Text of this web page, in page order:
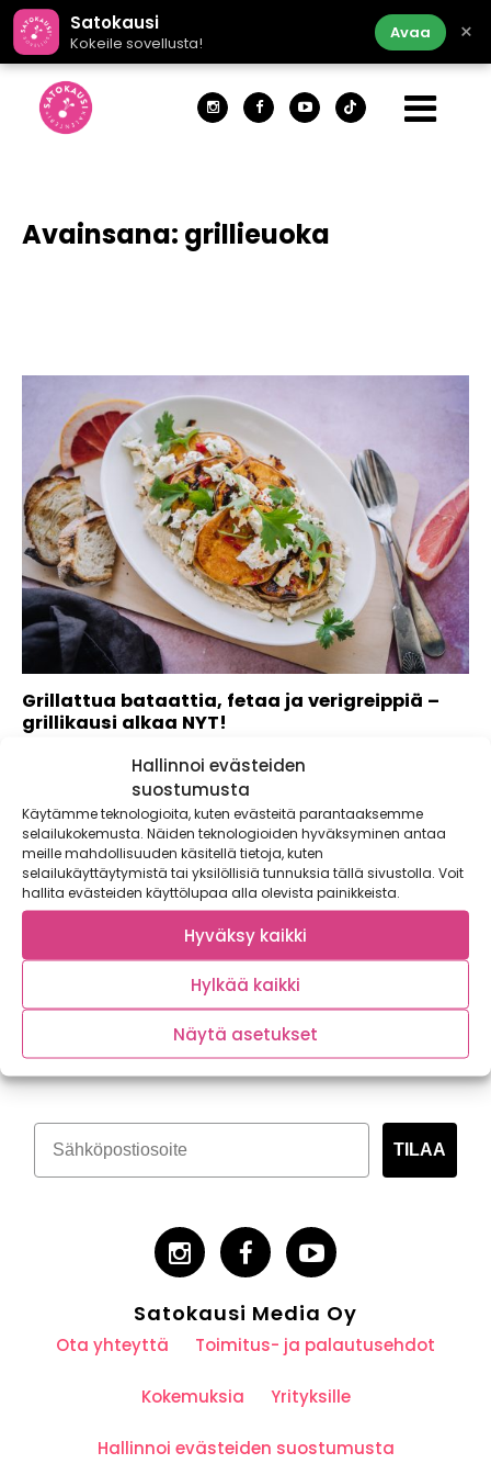
Hallinnoi evästeiden
suostumusta
Käytämme teknologioita, kuten evästeitä parantaaksemme
selailukokemusta. Näiden teknologioiden hyväksyminen antaa
meille mahdollisuuden käsitellä tietoja, kuten
selailukäyttäytymistä tai yksilöllisiä tunnuksia tällä sivustolla. Voit
hallita evästeiden käyttölupaa alla olevista painikkeista.
Hyväksy kaikki
Hylkää kaikki
Näytä asetukset
Satokausi
Kokeile sovellusta!
Avaa ×
Avainsana: grillieuoka
Grillattua bataattia, fetaa ja verigreippiä –
grillikausi alkaa NYT!
Kaupallinen yhteistyö: Weber Me suomalaiset olemme
grillikansaa. Satoi tai paistoi, grillissä tirisevät niin...
Tilaa kasvispitoinen uutiskirje
TILAA
Satokausi Media Oy
Ota yhteyttä Toimitus- ja palautusehdot
Kokemuksia Yrityksille
Hallinnoi evästeiden suostumusta